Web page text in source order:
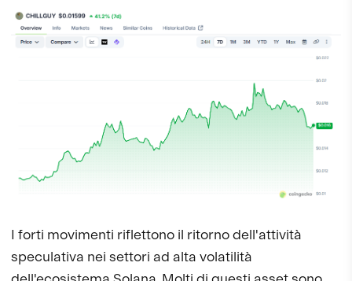
I forti movimenti riflettono il ritorno dell'attività
speculativa nei settori ad alta volatilità